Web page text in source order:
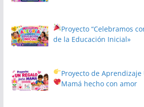
Proyecto“Celebramos
de la Educación Inicial»
Proyecto de Aprendizaje
Mamá hecho con amor